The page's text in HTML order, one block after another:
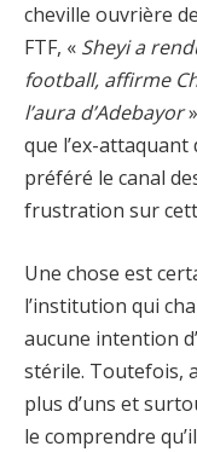
cheville ouvrière
FTF, « Sheyi a
football, affirme
l’aura d’Adebayor
que l’ex-attaquant
préféré le canal
frustration sur
Une chose est
l’institution qui
aucune intention
stérile. Toutefois,
plus d’uns et
le comprendre